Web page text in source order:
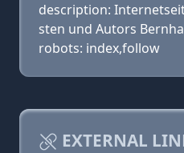
description:
sten und Autors
robots: index,follow
EXTERNAL